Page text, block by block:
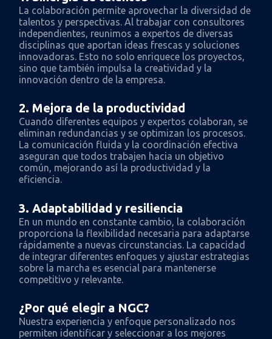
La colaboración permite aprovechar la diversidad de
talentos y perspectivas. Al trabajar con consultores
independientes, reunimos a expertos de diversas
disciplinas que aportan ideas frescas y soluciones
innovadoras. Esto no solo enriquece los proyectos,
sino que también impulsa la creatividad y la
innovación dentro de la empresa.
2. Mejora de la productividad
Cuando diferentes equipos y expertos colaboran, se
eliminan redundancias y se optimizan los procesos.
La comunicación fluida y la coordinación efectiva
aseguran que todos trabajen hacia un objetivo
común, mejorando así la productividad y la
eficiencia.
3. Adaptabilidad y resiliencia
En un mundo en constante cambio, la colaboración
proporciona la flexibilidad necesaria para adaptarse
rápidamente a nuevas circunstancias. La capacidad
de integrar diferentes enfoques y ajustar estrategias
sobre la marcha es esencial para mantenerse
competitivo y relevante.
¿Por qué elegir a NGC?
Nuestra experiencia y enfoque personalizado nos
permiten identificar y seleccionar a los mejores